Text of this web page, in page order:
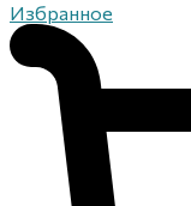
Избранное